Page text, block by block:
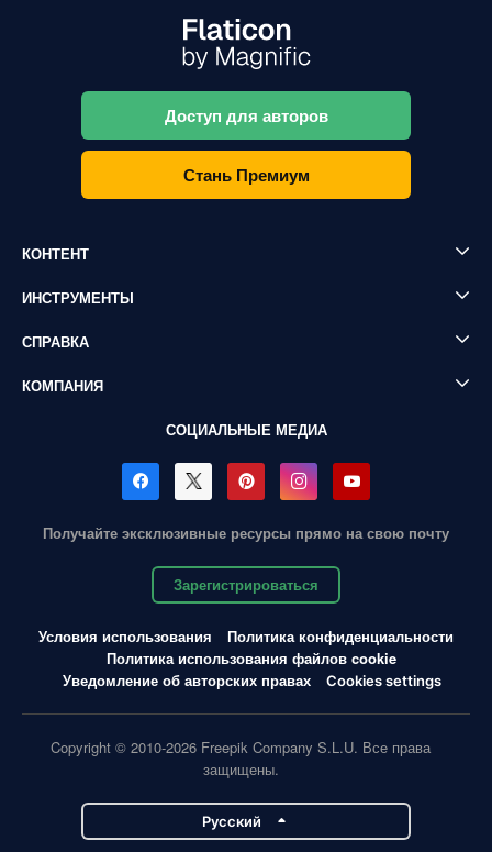
Доступ для авторов
Стань Премиум
КОНТЕНТ
ИНСТРУМЕНТЫ
СПРАВКА
КОМПАНИЯ
СОЦИАЛЬНЫЕ МЕДИА
Получайте эксклюзивные ресурсы прямо на свою почту
Зарегистрироваться
Условия использования
Политика конфиденциальности
Политика использования файлов cookie
Уведомление об авторских правах
Cookies settings
Copyright © 2010-2026 Freepik Company S.L.U. Все права
защищены.
Pусский